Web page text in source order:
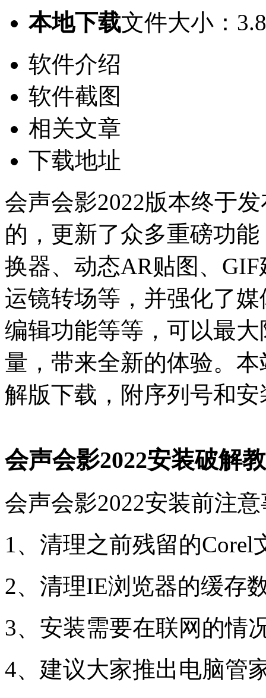
本地下载文件大小：
软件介绍
软件截图
相关文章
下载地址
会声会影2022版本终于
的，更新了众多重磅功
换器、动态AR贴图、
运镜转场等，并强化了
编辑功能等等，可以最
量，带来全新的体验。
解版下载，附序列号和
会声会影2022安装破解
会声会影2022安装前注
1、清理之前残留的Corel
2、清理IE浏览器的缓存
3、安装需要在联网的情
4、建议大家推出电脑管